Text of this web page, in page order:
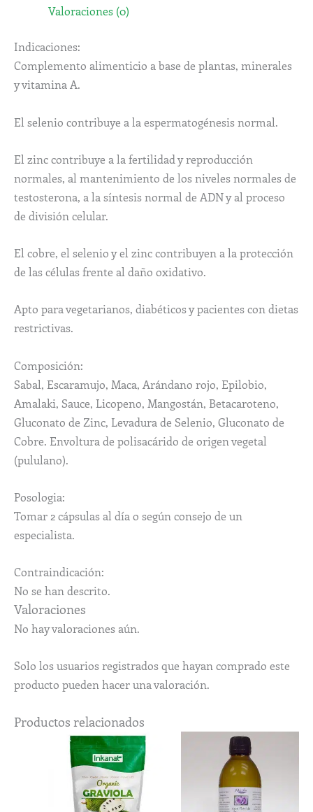
Valoraciones (0)
Indicaciones:
Complemento alimenticio a base de plantas, minerales
y vitamina A.
El selenio contribuye a la espermatogénesis normal.
El zinc contribuye a la fertilidad y reproducción
normales, al mantenimiento de los niveles normales de
testosterona, a la síntesis normal de ADN y al proceso
de división celular.
El cobre, el selenio y el zinc contribuyen a la protección
de las células frente al daño oxidativo.
Apto para vegetarianos, diabéticos y pacientes con dietas
restrictivas.
Composición:
Sabal, Escaramujo, Maca, Arándano rojo, Epilobio,
Amalaki, Sauce, Licopeno, Mangostán, Betacaroteno,
Gluconato de Zinc, Levadura de Selenio, Gluconato de
Cobre. Envoltura de polisacárido de origen vegetal
(pululano).
Posologia:
Tomar 2 cápsulas al día o según consejo de un
especialista.
Contraindicación:
No se han descrito.
Valoraciones
No hay valoraciones aún.
Solo los usuarios registrados que hayan comprado este
producto pueden hacer una valoración.
Productos relacionados
Rango
de
precios:
desde
7,95€
hasta